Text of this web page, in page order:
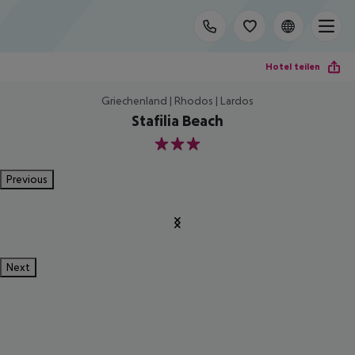
Hotel teilen
Griechenland | Rhodos | Lardos
Stafilia Beach
3
Previous
Next